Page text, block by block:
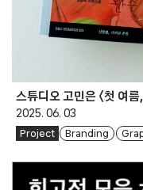
스튜디오 고민은 〈첫 여
2025. 06. 03
Project Branding